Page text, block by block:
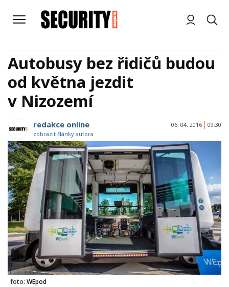
Autobusy bez řidičů budou
od května jezdit
v Nizozemí
redakce online
zobrazit články autora
06. 04. 2016 09:30
foto: WEpod